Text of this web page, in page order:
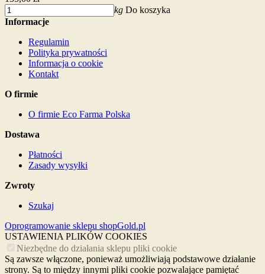
kg Do koszyka
Informacje
Regulamin
Polityka prywatności
Informacja o cookie
Kontakt
O firmie
O firmie Eco Farma Polska
Dostawa
Płatności
Zasady wysyłki
Zwroty
Szukaj
Oprogramowanie sklepu shopGold.pl
USTAWIENIA PLIKÓW COOKIES
Niezbędne do działania sklepu pliki cookie
Są zawsze włączone, ponieważ umożliwiają podstawowe działanie
strony. Są to między innymi pliki cookie pozwalające pamiętać